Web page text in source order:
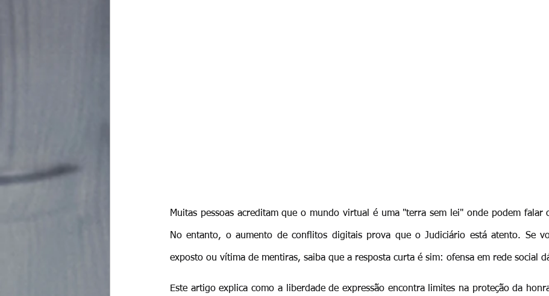
Muitas pessoas acreditam que o mundo virtual é uma "terra sem lei" onde podem falar
No entanto, o aumento de conflitos digitais prova que o Judiciário está atento. Se
exposto ou vítima de mentiras, saiba que a resposta curta é sim: ofensa em rede social
Este artigo explica como a liberdade de expressão encontra limites na proteção da